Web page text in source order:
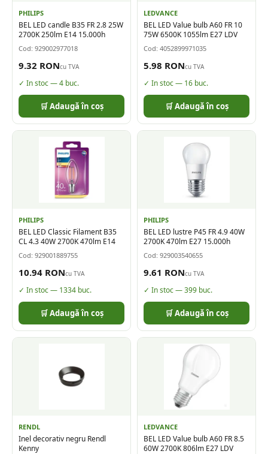
PHILIPS
BEL LED candle B35 FR 2.8 25W
2700K 250lm E14 15.000h
Cod: 929002977018
9.32 RONcu TVA
✓ In stoc —4 buc.
🛒 Adaugă în coș
LEDVANCE
BEL LED Value bulb A60 FR 10
75W 6500K 1055lm E27 LDV
Cod: 4052899971035
5.98 RONcu TVA
✓ In stoc — 16 buc.
🛒 Adaugă în coș
PHILIPS
BEL LED Classic Filament B35
CL 4.3 40W 2700K 470lm E14
Cod: 929001889755
10.94 RONcu TVA
✓ In stoc — 1334 buc.
🛒 Adaugă în coș
PHILIPS
BEL LED lustre P45 FR 4.9 40W
2700K 470lm E27 15.000h
Cod: 929003540655
9.61 RONcu TVA
✓ In stoc —399 buc.
🛒 Adaugă în coș
RENDL
Inel decorativ negru Rendl
Kenny
LEDVANCE
BEL LED Value bulb A60 FR 8.5
60W 2700K 806lm E27 LDV